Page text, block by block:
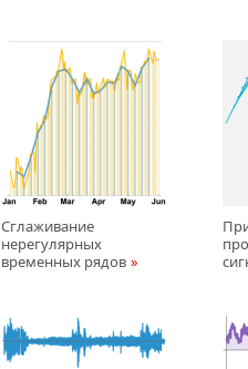
Сглаживание
нерегулярных
временных рядов